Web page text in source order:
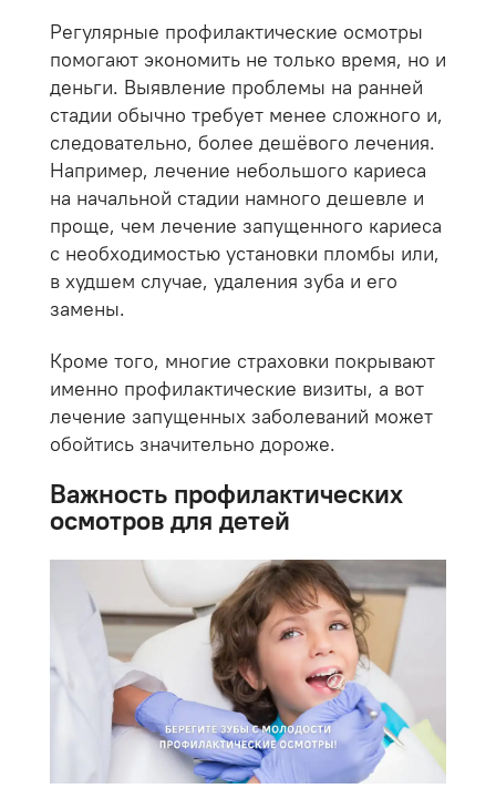
Регулярные профилактические осмотры
помогают экономить не только время, но и
деньги. Выявление проблемы на ранней
стадии обычно требует менее сложного и,
следовательно, более дешёвого лечения.
Например, лечение небольшого кариеса
на начальной стадии намного дешевле и
проще, чем лечение запущенного кариеса
с необходимостью установки пломбы или,
в худшем случае, удаления зуба и его
замены.
Кроме того, многие страховки покрывают
именно профилактические визиты, а вот
лечение запущенных заболеваний может
обойтись значительно дороже.
Важность профилактических
осмотров для детей